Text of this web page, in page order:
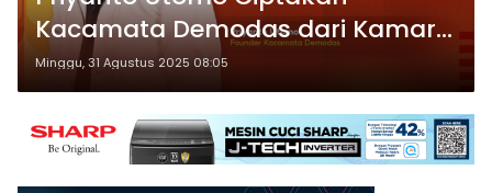
Kacamata Demodas dari Kamar
Sederhana ke Panggung Nasional
Bersama Shopee
Minggu, 31 Agustus 2025 08:05